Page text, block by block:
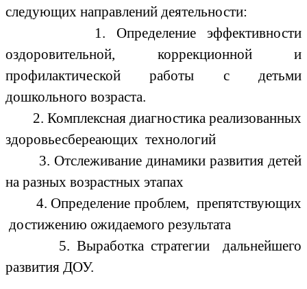
следующих направлений деятельности:
1. Определение эффективности
оздоровительной, коррекционной и
профилактической работы с детьми
дошкольного возраста.
2. Комплексная диагностика реализованных
здоровьесбереающих технологий
3. Отслеживание динамики развития детей
на разных возрастных этапах
4. Определение проблем, препятствующих
достижению ожидаемого результата
5. Выработка стратегии дальнейшего
развития ДОУ.